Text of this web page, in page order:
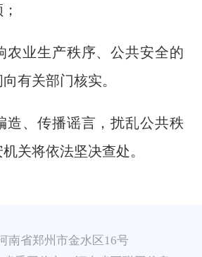
业生产秩序、公共安全的
有关部门核实。
、传播谣言，扰乱公共秩
关将依法坚决查处。
南省郑州市金水区16号